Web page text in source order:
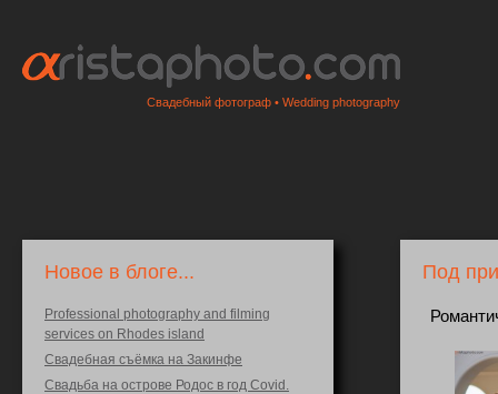
Свадебный фотограф • Wedding photography
Под
Новое в блоге...
Professional photography and filming
services on Rhodes island
Свадебная съёмка на Закинфе
Свадьба на острове Родос в год Covid.